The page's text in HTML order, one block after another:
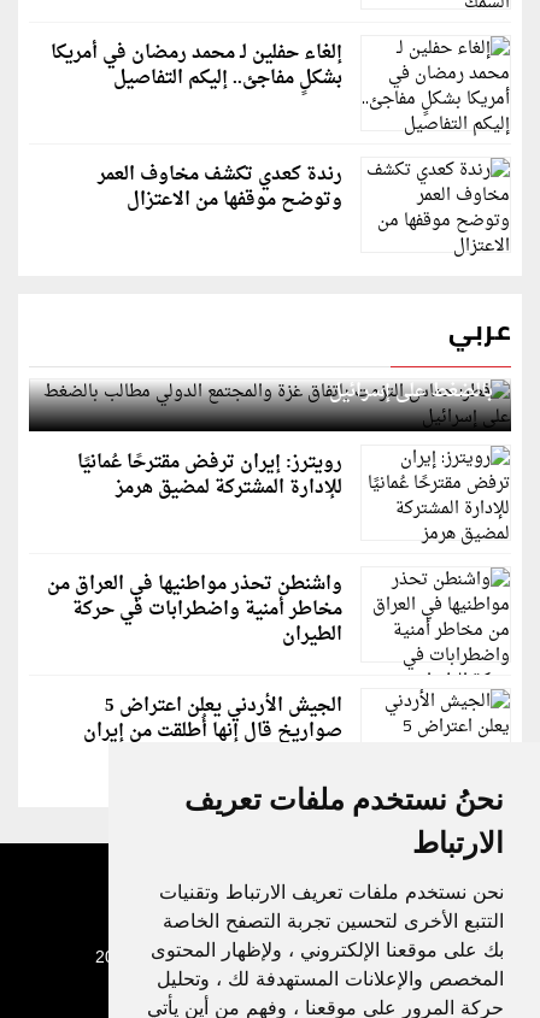
نحنُ نستخدم ملفات تعريف
الارتباط
نحن نستخدم ملفات تعريف الارتباط وتقنيات
التتبع الأخرى لتحسين تجربة التصفح الخاصة
بك على موقعنا الإلكتروني ، ولإظهار المحتوى
المخصص والإعلانات المستهدفة لك ، وتحليل
حركة المرور على موقعنا ، وفهم من أين يأتي
إلغاء حفلين لـ محمد رمضان في أمريكا
بشكلٍ مفاجئ.. إليكم التفاصيل
رندة كعدي تكشف مخاوف العمر
وتوضح موقفها من الاعتزال
عربي
قطر: حماس التزمت باتفاق غزة والمجتمع الدولي مطالب
بالضغط على إسرائيل
رويترز: إيران ترفض مقترحًا عُمانيًا
للإدارة المشتركة لمضيق هرمز
واشنطن تحذر مواطنيها في العراق من
مخاطر أمنية واضطرابات في حركة
الطيران
الجيش الأردني يعلن اعتراض 5
صواريخ قال إنها أُطلقت من إيران
جميع الحقوق محفوظة لدنيا الوطن © 2003 - 2022